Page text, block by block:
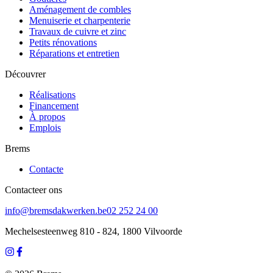
Aménagement de combles
Menuiserie et charpenterie
Travaux de cuivre et zinc
Petits rénovations
Réparations et entretien
Découvrer
Réalisations
Financement
À propos
Emplois
Brems
Contacte
Contacteer ons
info@bremsdakwerken.be02 252 24 00
Mechelsesteenweg 810 - 824, 1800 Vilvoorde